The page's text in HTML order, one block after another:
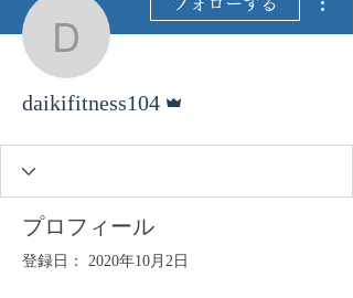
daikifitness104
daikifitness104
プロフィール
登録日： 2020年10月2日